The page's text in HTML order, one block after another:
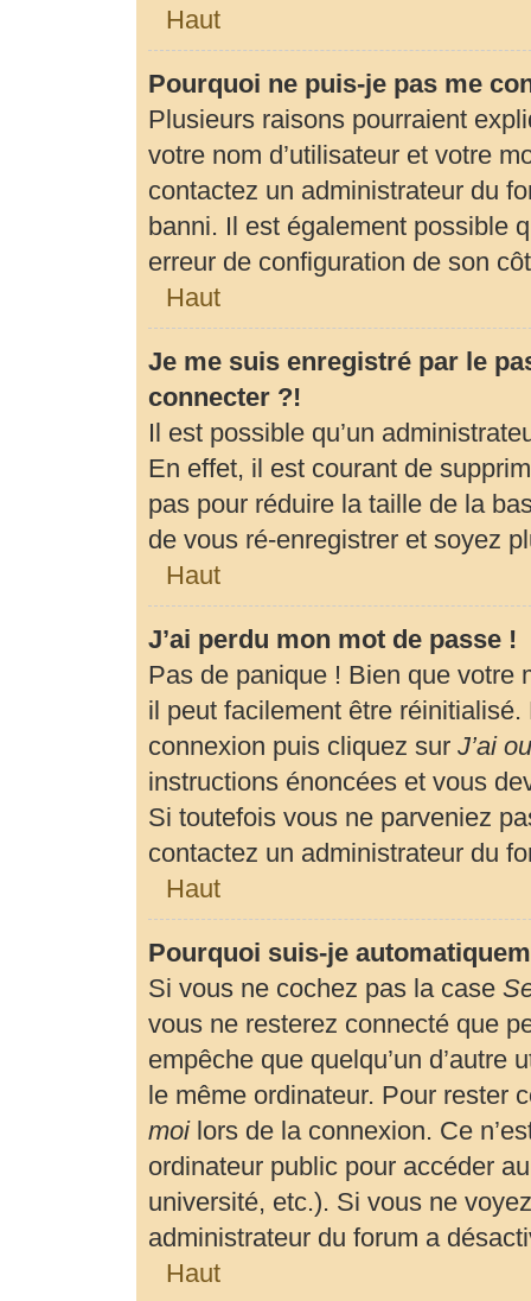
Haut
Pourquoi ne puis-je pas me
Plusieurs raisons pourraient
votre nom d’utilisateur et votre
contactez un administrateur du
banni. Il est également possible
erreur de configuration de son
Haut
Je me suis enregistré par le
connecter ?!
Il est possible qu’un
En effet, il est courant de
pas pour réduire la taille de la
de vous ré-enregistrer et soyez
Haut
J’ai perdu mon mot de passe !
Pas de panique ! Bien que votre
il peut facilement être
connexion puis cliquez sur J’ai
instructions énoncées et vous
Si toutefois vous ne parveniez
contactez un administrateur du
Haut
Pourquoi suis-je
Si vous ne cochez pas la case
vous ne resterez connecté que
empêche que quelqu’un
le même ordinateur. Pour rester
moilors de la connexion. Ce
ordinateur public pour accéder
université, etc.). Si vous ne
administrateur du forum a
Haut